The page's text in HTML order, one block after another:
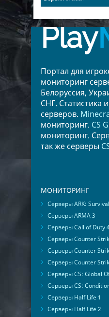
Play
Портал для
мониторинг
Белоруссия,
СНГ. Статистика
серверов.
мониторинг. CS
мониторинг.
так же серверы
МОНИТОРИНГ
Серверы ARK:
Серверы ARMA 3
Серверы Call of Duty
Серверы Counter
Серверы Counter
Серверы Counter
Серверы CS: Global
Серверы CS:
Серверы Half Life 1
Серверы Half Life 2